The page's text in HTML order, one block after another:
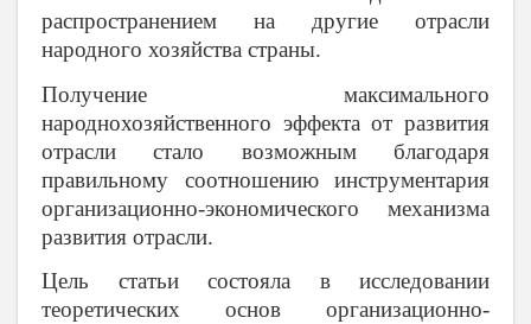
распространением на другие отрасли
народного хозяйства страны.
Получение максимального
народнохозяйственного эффекта от развития
отрасли стало возможным благодаря
правильному соотношению инструментария
организационно-экономического механизма
развития отрасли.
Цель статьи состояла в исследовании
теоретических основ организационно-